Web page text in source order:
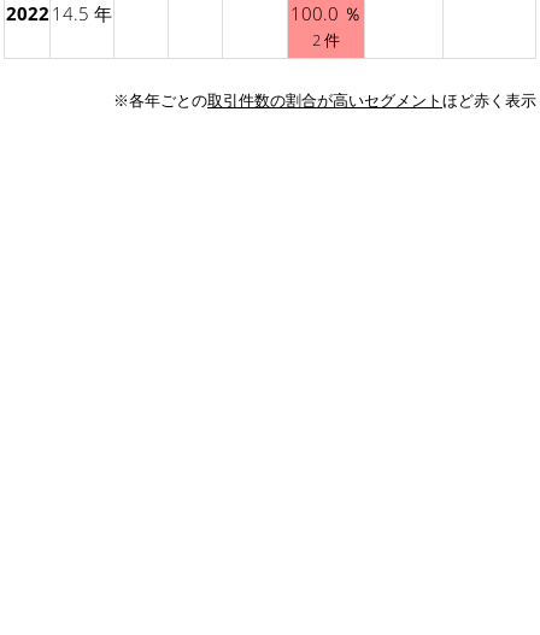
202214.5 年 100.0 ％
2 件
※各年ごとの取引件数の割合が高いセグメントほど赤く表示